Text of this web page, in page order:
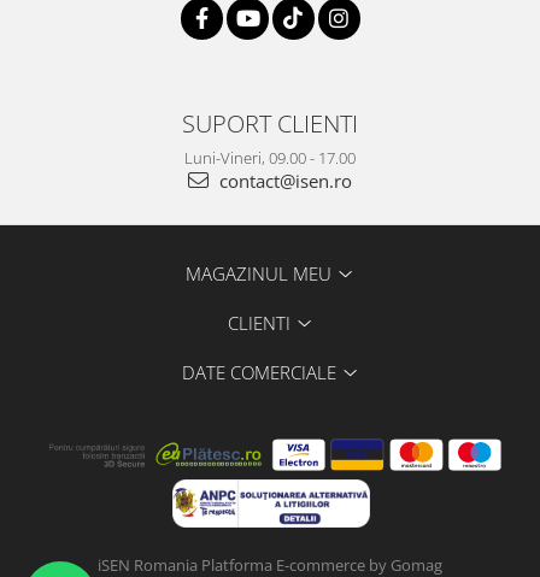
SUPORT CLIENTI
Luni-Vineri, 09.00 - 17.00
contact@isen.ro
MAGAZINUL MEU
CLIENTI
DATE COMERCIALE
iSEN Romania Platforma E-commerce by Gomag